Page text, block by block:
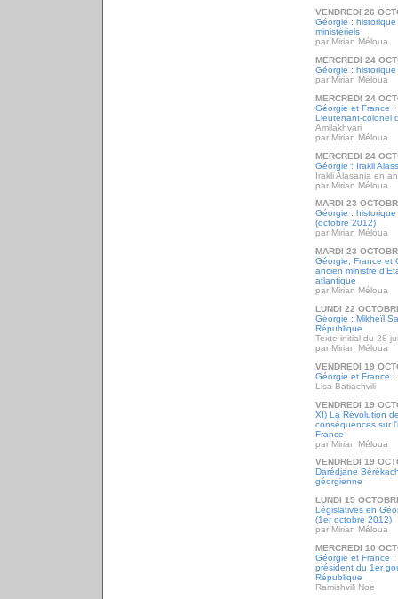
VENDREDI 26
Géorgie :
ministériels
par Mirian Méloua
MERCREDI 24
Géorgie :
par Mirian Méloua
MERCREDI 24
Géorgie et France :
Lieutenant-colonel
Amilakhvari
par Mirian Méloua
MERCREDI 24
Géorgie : Irakli
Irakli Alasania en
par Mirian Méloua
MARDI 23
Géorgie :
(octobre 2012)
par Mirian Méloua
MARDI 23
Géorgie, France et
ancien ministre
atlantique
par Mirian Méloua
LUNDI 22
Géorgie : Mikheïl
République
Texte initial du 28
par Mirian Méloua
VENDREDI 19
Géorgie et France :
Lisa Batiachvili
VENDREDI 19
XI) La Révolution
conséquences sur
France
par Mirian Méloua
VENDREDI 19
Darédjane
géorgienne
LUNDI 15
Législatives en
(1er octobre 2012)
par Mirian Méloua
MERCREDI 10
Géorgie et France :
président du 1er
République
Ramishvili Noe